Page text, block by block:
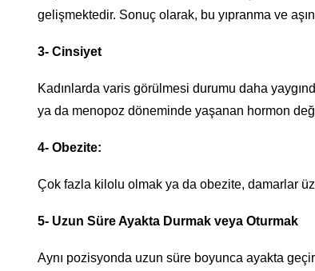
gelişmektedir. Sonuç olarak, bu yıpranma ve
3- Cinsiyet
Kadınlarda varis görülmesi durumu daha
ya da menopoz döneminde yaşanan hormon
4- Obezite:
Çok fazla kilolu olmak ya da obezite, damarlar
5- Uzun Süre Ayakta Durmak veya Oturmak
Aynı pozisyonda uzun süre boyunca ayakta